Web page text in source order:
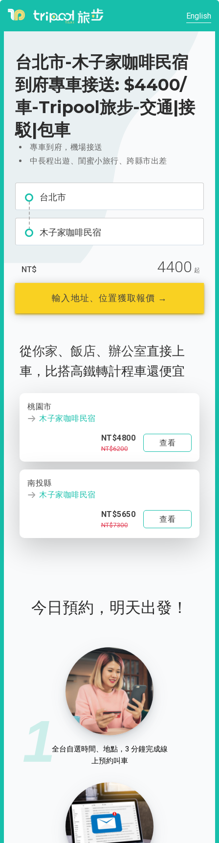
English
台北市-木子家咖啡民宿
到府專車接送: $4400/
車-Tripool旅步-交通|接
駁|包車
專車到府，機場接送
中長程出遊、閨蜜小旅行、跨縣市出差
台北市
木子家咖啡民宿
NT$ 4400 起
輸入地址、位置獲取報價 →
從你家、 飯店、 辦公室直接上
車， 比搭高鐵轉計程車還便宜
桃園市
木子家咖啡民宿
NT$4800
NT$6200
查看
南投縣
木子家咖啡民宿
NT$5650
NT$7300
查看
今日預約，明天出發！
1全台自選時間、地點，3 分鐘完成線
上預約叫車